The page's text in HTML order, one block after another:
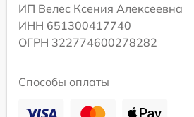
ИП Велес Ксения Алексеевна
ИНН 651300417740
ОГРН 322774600278282
Способы оплаты